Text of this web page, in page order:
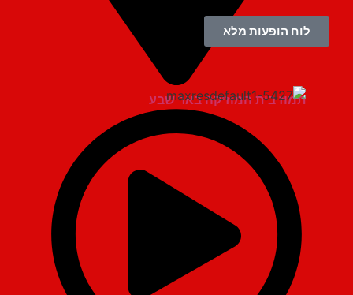
תמוז בית המוזיקה באר שבע
לוח הופעות מלא